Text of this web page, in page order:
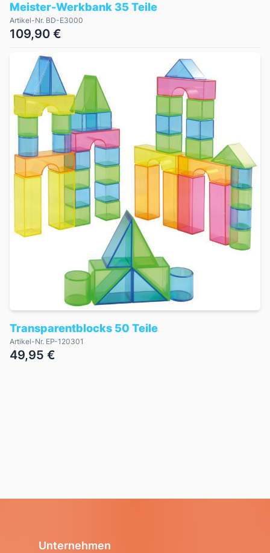
Meister-Werkbank 35 Teile
Artikel-Nr. BD-E3000
109,90 €
Transparentblocks 50 Teile
Artikel-Nr. EP-120301
49,95 €
Unternehmen